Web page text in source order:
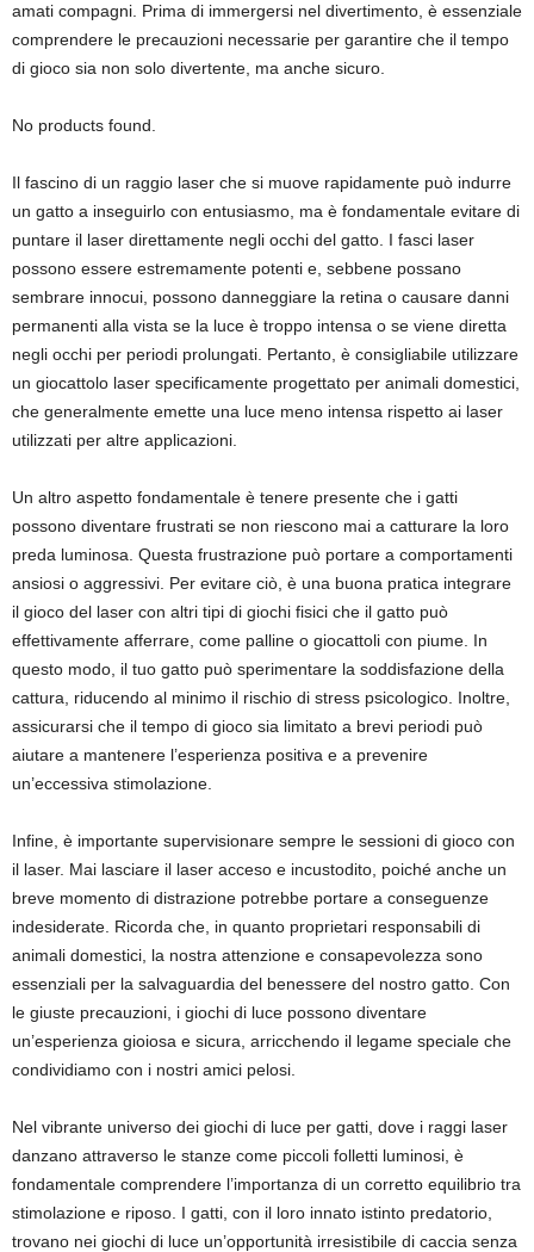
amati compagni. Prima di immergersi nel divertimento, è essenziale
comprendere le precauzioni necessarie per garantire che il tempo
di gioco sia non solo divertente, ma anche sicuro.
No products found.
Il fascino di un raggio laser che si muove rapidamente può indurre
un gatto a inseguirlo con entusiasmo, ma è fondamentale evitare di
puntare il laser direttamente negli occhi del gatto. I fasci laser
possono essere estremamente potenti e, sebbene possano
sembrare innocui, possono danneggiare la retina o causare danni
permanenti alla vista se la luce è troppo intensa o se viene diretta
negli occhi per periodi prolungati. Pertanto, è consigliabile utilizzare
un giocattolo laser specificamente progettato per animali domestici,
che generalmente emette una luce meno intensa rispetto ai laser
utilizzati per altre applicazioni.
Un altro aspetto fondamentale è tenere presente che i gatti
possono diventare frustrati se non riescono mai a catturare la loro
preda luminosa. Questa frustrazione può portare a comportamenti
ansiosi o aggressivi. Per evitare ciò, è una buona pratica integrare
il gioco del laser con altri tipi di giochi fisici che il gatto può
effettivamente afferrare, come palline o giocattoli con piume. In
questo modo, il tuo gatto può sperimentare la soddisfazione della
cattura, riducendo al minimo il rischio di stress psicologico. Inoltre,
assicurarsi che il tempo di gioco sia limitato a brevi periodi può
aiutare a mantenere l’esperienza positiva e a prevenire
un’eccessiva stimolazione.
Infine, è importante supervisionare sempre le sessioni di gioco con
il laser. Mai lasciare il laser acceso e incustodito, poiché anche un
breve momento di distrazione potrebbe portare a conseguenze
indesiderate. Ricorda che, in quanto proprietari responsabili di
animali domestici, la nostra attenzione e consapevolezza sono
essenziali per la salvaguardia del benessere del nostro gatto. Con
le giuste precauzioni, i giochi di luce possono diventare
un’esperienza gioiosa e sicura, arricchendo il legame speciale che
condividiamo con i nostri amici pelosi.
Nel vibrante universo dei giochi di luce per gatti, dove i raggi laser
danzano attraverso le stanze come piccoli folletti luminosi, è
fondamentale comprendere l’importanza di un corretto equilibrio tra
stimolazione e riposo. I gatti, con il loro innato istinto predatorio,
trovano nei giochi di luce un’opportunità irresistibile di caccia senza